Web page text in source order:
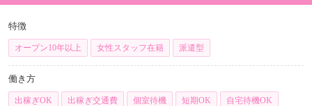
特徴
オープン10年以上 女性スタッフ在籍 派遣型
働き方
出稼ぎOK 出稼ぎ交通費 個室待機 短期OK 自宅待機OK